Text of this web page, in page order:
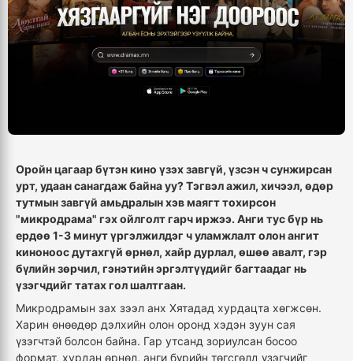
Оройн цагаар бүтэн кино үзэх завгүй, үзсэн ч сунжирсан
урт, удаан санагдаж байна уу? Тэгвэл ажил, хичээл, өдөр
тутмын завгүй амьдралын хэв маягт тохирсон
"микродрама" гэх ойлголт гарч иржээ. Анги тус бүр нь
ердөө 1-3 минут үргэлжилдэг ч уламжлалт олон ангит
киноноос дутахгүй өрнөл, хайр дурлал, өшөө авалт, гэр
бүлийн зөрчил, гэнэтийн эргэлтүүдийг багтаадаг нь
үзэгчдийг татах гол шалтгаан.
Микродрамын зах зээл анх Хятадад хурдацта хөгжсөн.
Харин өнөөдөр дэлхийн олон оронд хэдэн зуун сая
үзэгчтэй болсон байна. Гар утсанд зориулсан босоо
формат, хурдан өрнөл, анги бүрийн төгсгөлд үзэгчийг